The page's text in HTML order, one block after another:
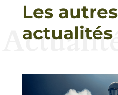
Les autres
actualités
Actualités